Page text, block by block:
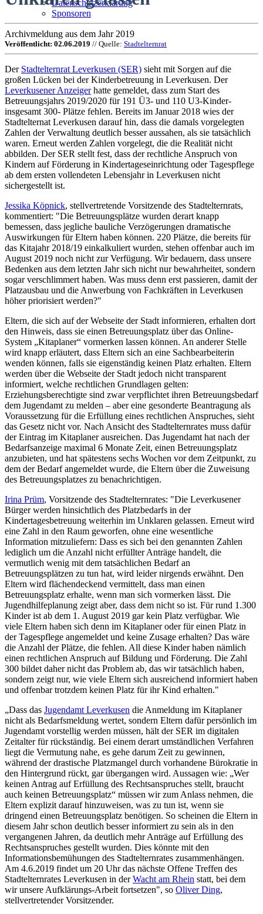
Datenschutzerklärung
Sponsoren
Archivmeldung aus dem Jahr 2019
Veröffentlicht: 02.06.2019 // Quelle: Stadtelternrat
Der Stadtelternrat Leverkusen (SER) sieht mit Sorgen auf die
großen Lücken bei der Kinderbetreuung in Leverkusen. Der
Leverkusener Anzeigerhatte gemeldet, dass zum Start des
Betreuungsjahrs 2019/2020 für 191 Ü3- und 110 U3-Kinder-
insgesamt 300- Plätze fehlen. Bereits im Januar 2018 wies der
Stadtelternat Leverkusen darauf hin, dass die damals vorgelegten
Zahlen der Verwaltung deutlich besser aussahen, als sie tatsächlich
waren. Erneut werden Zahlen vorgelegt, die die Realität nicht
abbilden. Der SER stellt fest, dass der rechtliche Anspruch von
Kindern auf Förderung in Kindertageseinrichtung oder Tagespflege
ab dem ersten vollendeten Lebensjahr in Leverkusen nicht
sichergestellt ist.
Jessika Köpnick, stellvertretende Vorsitzende des Stadtelternrats,
kommentiert: "Die Betreuungsplätze wurden derart knapp
bemessen, dass jegliche bauliche Verzögerungen dramatische
Auswirkungen für Eltern haben können. 220 Plätze, die bereits für
das Kitajahr 2018/19 einkalkuliert wurden, stehen offenbar auch im
August 2019 noch nicht zur Verfügung. Wir bedauern, dass unsere
Bedenken aus dem letzten Jahr sich nicht nur bewahrheitet, sondern
sogar verschlimmert haben. Was muss denn erst passieren, damit der
Platzausbau und die Anwerbung von Fachkräften in Leverkusen
höher priorisiert werden?"
Eltern, die sich auf der Webseite der Stadt informieren, erhalten dort
den Hinweis, dass sie einen Betreuungsplatz über das Online-
System „Kitaplaner“ vormerken lassen können. An anderer Stelle
wird knapp erläutert, dass Eltern sich an eine Sachbearbeiterin
wenden können, falls sie eigenständig keinen Platz erhalten. Eltern
werden über die Webseite der Stadt jedoch nicht transparent
informiert, welche rechtlichen Grundlagen gelten:
Erziehungsberechtigte sind zwar verpflichtet ihren Betreuungsbedarf
dem Jugendamt zu melden – aber eine gesonderte Beantragung als
Voraussetzung für die Erfüllung eines rechtlichen Anspruches, sieht
das Gesetz nicht vor. Nach Ansicht des Stadtelternrates muss dafür
der Eintrag im Kitaplaner ausreichen. Das Jugendamt hat nach der
Bedarfsanzeige maximal 6 Monate Zeit, einen Betreuungsplatz
anzubieten, und hat spätestens sechs Wochen vor dem Zeitpunkt, zu
dem der Bedarf angemeldet wurde, die Eltern über die Zuweisung
des Betreuungsplatzes zu benachrichtigen.
Irina Prüm, Vorsitzende des Stadtelternrates: "Die Leverkusener
Bürger werden hinsichtlich des Platzbedarfs in der
Kindertagesbetreuung weiterhin im Unklaren gelassen. Erneut wird
eine Zahl in den Raum geworfen, ohne eine wesentliche
Information mitzuliefern: Dass es sich bei den genannten Zahlen
lediglich um die Anzahl nicht erfüllter Anträge handelt, die
vermutlich wenig mit dem tatsächlichen Bedarf an
Betreuungsplätzen zu tun hat, wird leider nirgends erwähnt. Den
Eltern wird flächendeckend vermittelt, dass man einen
Betreuungsplatz erhalte, wenn man sich vormerken lässt. Die
Jugendhilfeplanung zeigt aber, dass dem nicht so ist. Für rund 1.300
Kinder ist ab dem 1. August 2019 gar kein Platz verfügbar. Wie
viele Eltern haben sich denn im Kitaplaner oder für einen Platz in
der Tagespflege angemeldet und keine Zusage erhalten? Das wäre
die Anzahl der Plätze, die fehlen. All diese Kinder haben nämlich
einen rechtlichen Anspruch auf Bildung und Förderung. Die Zahl
300 bildet daher nicht das Problem ab, das wir tatsächlich haben,
sondern zeigt nur, wie viele Eltern sich ausreichend informiert haben
und offenbar trotzdem keinen Platz für ihr Kind erhalten."
„Dass das Jugendamt Leverkusen die Anmeldung im Kitaplaner
nicht als Bedarfsmeldung wertet, sondern Eltern dafür persönlich im
Jugendamt vorstellig werden müssen, hält der SER im digitalen
Zeitalter für rückständig. Bei einem derart umständlichen Verfahren
liegt die Vermutung nahe, es gehe darum Zeit zu gewinnen,
während der drastische Platzmangel durch vorhandene Bürokratie in
den Hintergrund rückt, gar übergangen wird. Aussagen wie: „Wer
keinen Antrag auf Erfüllung des Rechtsanspruches stellt, braucht
auch keinen Betreuungsplatz“ müssen wir zum Anlass nehmen, die
Eltern explizit darauf hinzuweisen, was zu tun ist, wenn sie
dringend einen Betreuungsplatz benötigen. So scheinen die Eltern in
diesem Jahr schon deutlich besser informiert zu sein als in den
vergangenen Jahren, da deutlich mehr Anträge auf Erfüllung des
Rechtsanspruches gestellt wurden. Dies könnte mit den
Informationsbemühungen des Stadtelternrates zusammenhängen.
Am 4.6.2019 findet um 20 Uhr das nächste Offene Treffen des
Stadtelternrates Leverkusen in derWacht am Rhein statt, bei dem
wir unsere Aufklärungs-Arbeit fortsetzen", so Oliver Ding,
stellvertretender Vorsitzender.